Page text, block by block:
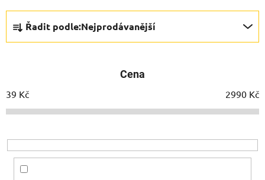
í
p
o
d
Řadit podle:Nejprodávanější
Cena
39 Kč 2990 Kč